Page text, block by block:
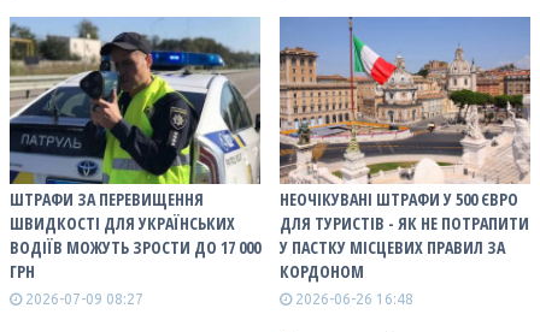
ШТРАФИ ЗА ПЕРЕВИЩЕННЯ
ШВИДКОСТІ ДЛЯ УКРАЇНСЬКИХ
ВОДІЇВ МОЖУТЬ ЗРОСТИ ДО 17 000
ГРН
2026-07-09 08:27
НЕОЧІКУВАНІ ШТРАФИ У 500 ЄВРО
ДЛЯ ТУРИСТІВ - ЯК НЕ ПОТРАПИТИ
У ПАСТКУ МІСЦЕВИХ ПРАВИЛ ЗА
КОРДОНОМ
2026-06-26 16:48